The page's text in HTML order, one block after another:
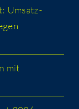
Umsatz­
mit